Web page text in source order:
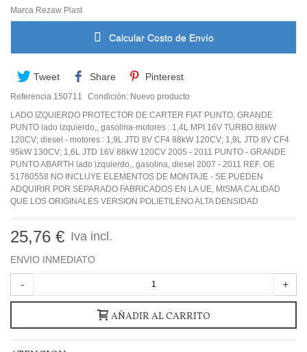
Marca Rezaw Plast
Calcular Costo de Envío
Tweet Share Pinterest
Referencia 150711 Condición: Nuevo producto
LADO IZQUIERDO PROTECTOR DE CARTER FIAT PUNTO, GRANDE
PUNTO lado izquierdo,, gasolina-motores : 1,4L MPI 16V TURBO 88kW
120CV; diesel - motores : 1,9L JTD 8V CF4 88kW 120CV; 1,9L JTD 8V CF4
95kW 130CV; 1,6L JTD 16V 88kW 120CV 2005 - 2011 PUNTO - GRANDE
PUNTO ABARTH lado izquierdo,, gasolina, diesel 2007 - 2011 REF. OE
51760558 NO INCLUYE ELEMENTOS DE MONTAJE - SE PUEDEN
ADQUIRIR POR SEPARADO FABRICADOS EN LA UE, MISMA CALIDAD
QUE LOS ORIGINALES VERSION POLIETILENO ALTA DENSIDAD
25,76 € Iva incl.
ENVIO INMEDIATO
- +
AÑADIR AL CARRITO